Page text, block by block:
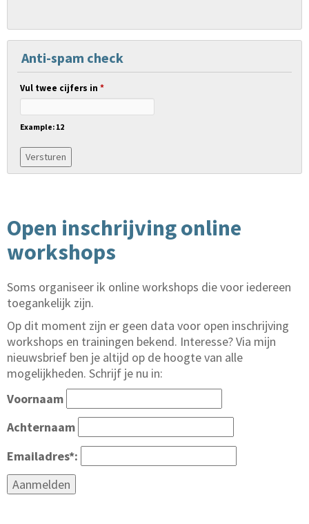
Anti-spam check
Vul twee cijfers in *
Example: 12
Open inschrijving online
workshops
Soms organiseer ik online workshops die voor iedereen
toegankelijk zijn.
Op dit moment zijn er geen data voor open inschrijving
workshops en trainingen bekend. Interesse? Via mijn
nieuwsbrief ben je altijd op de hoogte van alle
mogelijkheden. Schrijf je nu in:
Voornaam
Achternaam
Emailadres*: